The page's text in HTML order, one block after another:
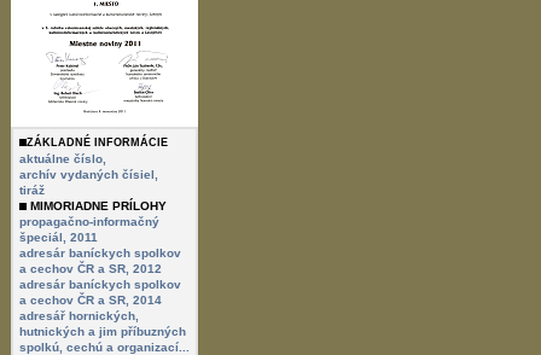
ZÁKLADNÉ INFORMÁCIE
aktuálne číslo,
archív vydaných čísiel,
tiráž
MIMORIADNE PRÍLOHY
propagačno-informačný
špeciál, 2011
adresár baníckych spolkov
a cechov ČR a SR, 2012
adresár baníckych spolkov
a cechov ČR a SR, 2014
adresář hornických,
hutnických a jim příbuzných
spolkú, cechú a organizací...